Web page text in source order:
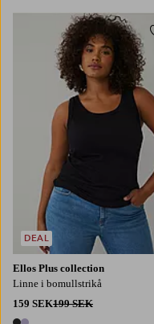
Ellos Plus collection
Linne i bomullstrikå
159 SEK199 SEK
DEAL
3XL 4XL